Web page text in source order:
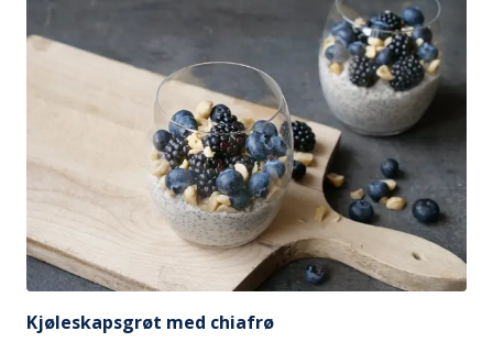
Kjøleskapsgrøt med chiafrø